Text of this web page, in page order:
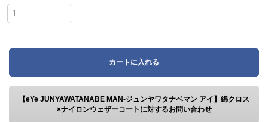
カートに入れる
【eYe JUNYAWATANABE MAN-ジュンヤワタナベマン アイ】綿クロス
×ナイロンウェザーコートに対するお問い合わせ